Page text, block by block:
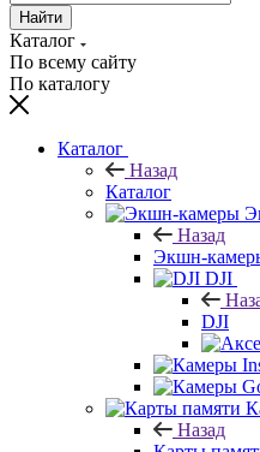
Найти
Каталог
По всему сайту
По каталогу
Каталог
Назад
Каталог
Назад
Экшн-
DJI
DJI
Назад